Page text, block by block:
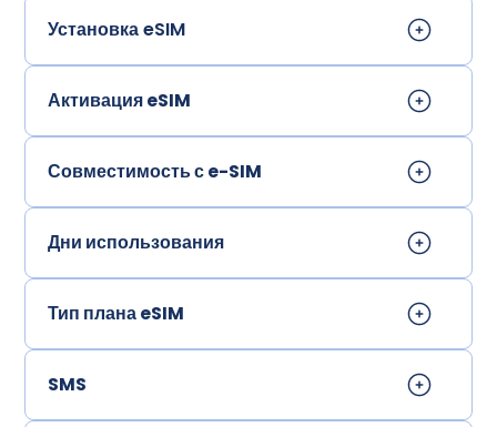
Установка eSIM
Активация eSIM
Совместимость с e-SIM
Дни использования
Тип плана eSIM
SMS